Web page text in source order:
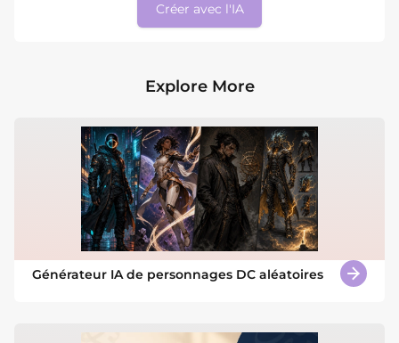
Créer avec l'IA
Explore More
Générateur IA de personnages DC aléatoires